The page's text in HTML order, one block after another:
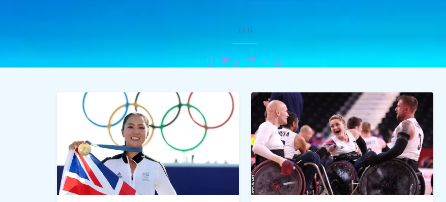
深見東州 (半田晴久)
ワールドメイト
神道・宗教
社会情勢
ワールドメイトで何を学ぶ？
ワールドメイトの救霊
TAG
リディア・コ